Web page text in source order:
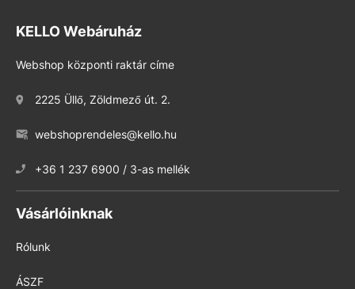
KELLO Webáruház
Webshop központi raktár címe
2225 Üllő, Zöldmező út. 2.
webshoprendeles@kello.hu
+36 1 237 6900 / 3-as mellék
Vásárlóinknak
Rólunk
ÁSZF